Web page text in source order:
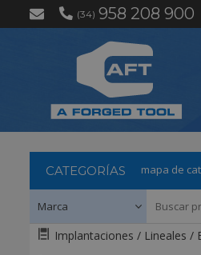
(34) 958 208 900
CATEGORÍAS mapa de
Implantaciones / Lineales / Expositores /